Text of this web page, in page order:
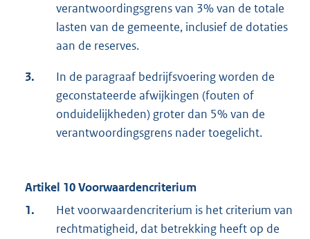
verantwoordingsgrens van 3% van de totale
lasten van de gemeente, inclusief de dotaties
aan de reserves.
3.
In de paragraaf bedrijfsvoering worden de
geconstateerde afwijkingen (fouten of
onduidelijkheden) groter dan 5% van de
verantwoordingsgrens nader toegelicht.
Artikel 10 Voorwaardencriterium
1.
Het voorwaardencriterium is het criterium van
rechtmatigheid, dat betrekking heeft op de